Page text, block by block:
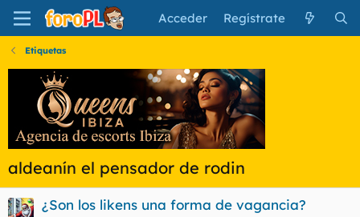
Acceder Regístrate
Etiquetas
aldeanín el pensador de rodin
¿Son los likens una forma de vagancia?